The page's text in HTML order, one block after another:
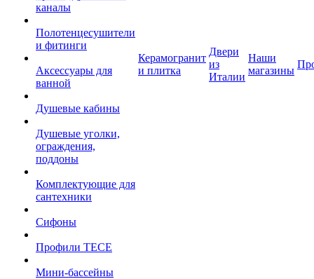
каналы
Полотенцесушители
и фитинги
Аксессуары для
ванной
Душевые кабины
Душевые уголки,
ограждения,
поддоны
Комплектующие для
сантехники
Сифоны
Профили TECE
Мини-бассейны
Керамогранит
и плитка
Двери
из
Италии
Наши
магазины